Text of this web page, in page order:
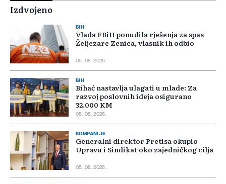
Izdvojeno
BIH
Vlada FBiH ponudila rješenja za spas
Željezare Zenica, vlasnik ih odbio
05. 08. 2026.
BIH
Bihać nastavlja ulagati u mlade: Za
razvoj poslovnih ideja osigurano
32.000 KM
05. 08. 2026.
KOMPANIJE
Generalni direktor Pretisa okupio
Upravu i Sindikat oko zajedničkog cilja
05. 08. 2026.